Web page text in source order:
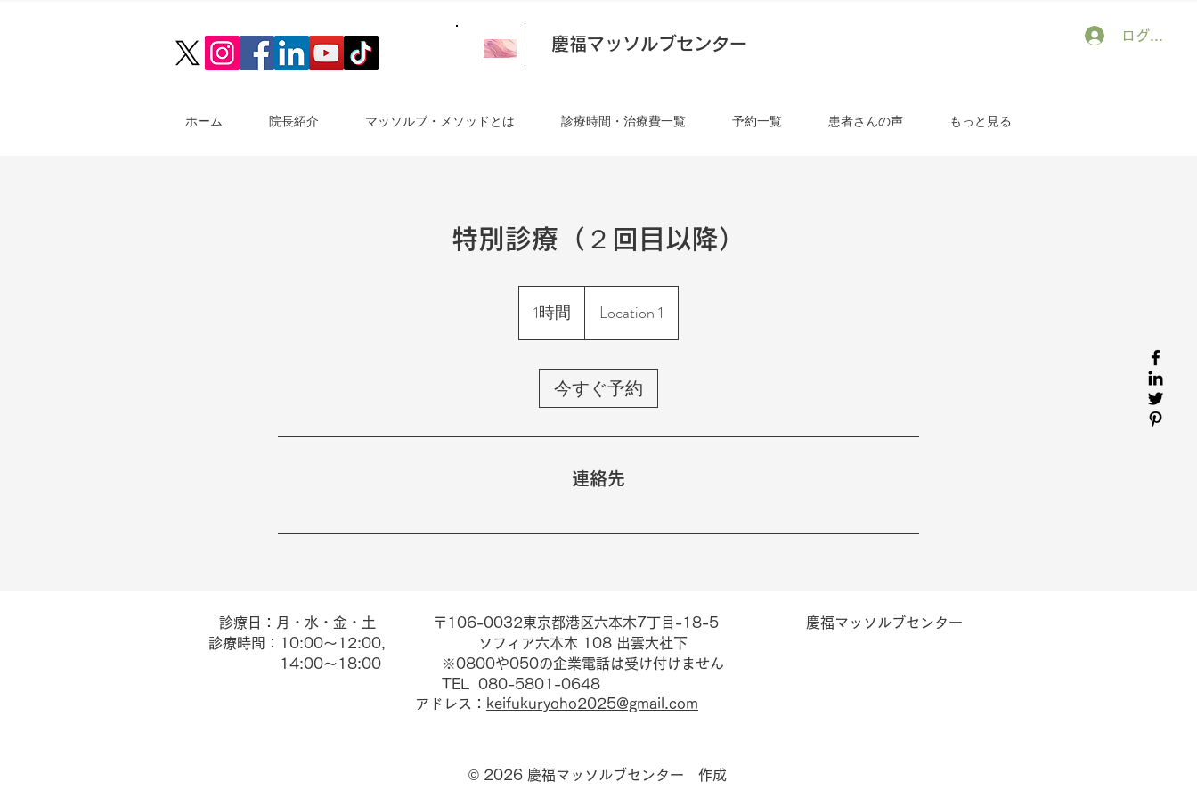
ログイン
慶福マッソルブセンター
ホーム 院長紹介 マッソルブ・メソッドとは 診療時間・治療費一覧 予約一覧 患者さんの声 もっと見る
特別診療（２回目以降）
1時間
時
Location 1
今すぐ予約
連絡先
診療日：月・水・金・土
​診療時間：10:00～12:00,
14:00～18:00
〒106-0032東京都港区六本木7丁目-18-5
ソフィア六本木 108 出雲大社下
※0800や050の企業電話は受け付けません
TEL 080-5801-0648
アドレス： keifukuryoho2025@gmail.com
慶福マッソルブセンター
© 2026 慶福マッソルブセンター 作成